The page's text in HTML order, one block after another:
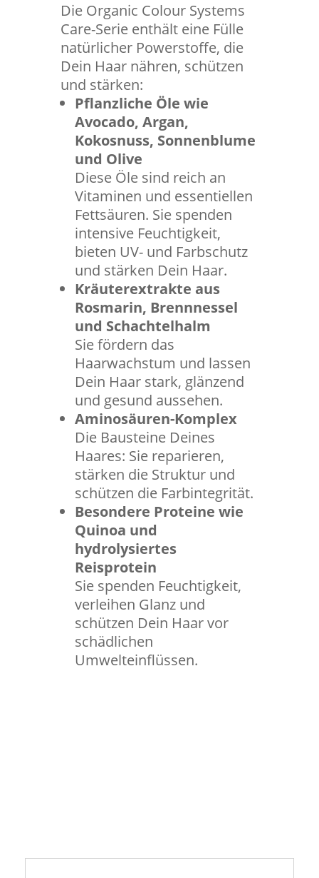
Die Organic Colour Systems
Care-Serie enthält eine Fülle
natürlicher Powerstoffe, die
Dein Haar nähren, schützen
und stärken:
Pflanzliche Öle wie
Avocado, Argan,
Kokosnuss, Sonnenblume
und Olive
Diese Öle sind reich an
Vitaminen und essentiellen
Fettsäuren. Sie spenden
intensive Feuchtigkeit,
bieten UV- und Farbschutz
und stärken Dein Haar.
Kräuterextrakte aus
Rosmarin, Brennnessel
und Schachtelhalm
Sie fördern das
Haarwachstum und lassen
Dein Haar stark, glänzend
und gesund aussehen.
Aminosäuren-Komplex
Die Bausteine Deines
Haares: Sie reparieren,
stärken die Struktur und
schützen die Farbintegrität.
Besondere Proteine wie
Quinoa und
hydrolysiertes
Reisprotein
Sie spenden Feuchtigkeit,
verleihen Glanz und
schützen Dein Haar vor
schädlichen
Umwelteinflüssen.